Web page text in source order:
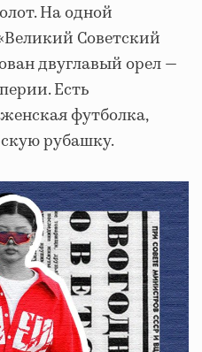
На одной
Советский
двуглавый орел —
Есть
футболка,
рубашку.